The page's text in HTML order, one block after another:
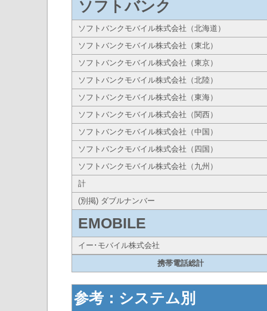
ソフトバンク
ソフトバンクモバイル株式会社（北海道）
ソフトバンクモバイル株式会社（東北）
ソフトバンクモバイル株式会社（東京）
ソフトバンクモバイル株式会社（北陸）
ソフトバンクモバイル株式会社（東海）
ソフトバンクモバイル株式会社（関西）
ソフトバンクモバイル株式会社（中国）
ソフトバンクモバイル株式会社（四国）
ソフトバンクモバイル株式会社（九州）
計
(別掲) ダブルナンバー
EMOBILE
イー･モバイル株式会社
携帯電話総計
参考：システム別